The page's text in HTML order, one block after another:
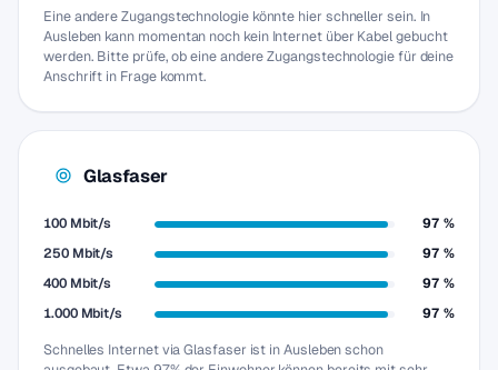
Eine andere Zugangstechnologie könnte hier schneller sein. In
Ausleben kann momentan noch kein Internet über Kabel gebucht
werden. Bitte prüfe, ob eine andere Zugangstechnologie für deine
Anschrift in Frage kommt.
Glasfaser
100 Mbit/s
97 %
250 Mbit/s
97 %
400 Mbit/s
97 %
1.000 Mbit/s
97 %
Schnelles Internet via Glasfaser ist in Ausleben schon